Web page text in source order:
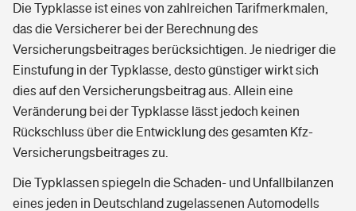
Die Typklasse ist eines von zahlreichen Tarifmerkmalen,
das die Versicherer bei der Berechnung des
Versicherungsbeitrages berücksichtigen. Je niedriger die
Einstufung in der Typklasse, desto günstiger wirkt sich
dies auf den Versicherungsbeitrag aus. Allein eine
Veränderung bei der Typklasse lässt jedoch keinen
Rückschluss über die Entwicklung des gesamten Kfz-
Versicherungsbeitrages zu.
Die Typklassen spiegeln die Schaden- und Unfallbilanzen
eines jeden in Deutschland zugelassenen Automodells